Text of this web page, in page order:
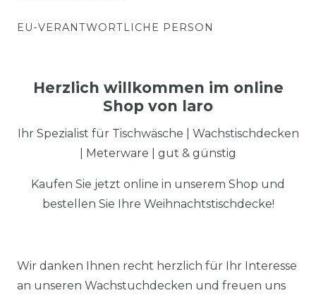
EU-VERANTWORTLICHE PERSON
Herzlich willkommen im online
Shop von laro
Ihr Spezialist für Tischwäsche | Wachstischdecken
| Meterware | gut & günstig
Kaufen Sie jetzt online in unserem Shop und
bestellen Sie Ihre Weihnachtstischdecke!
Wir danken Ihnen recht herzlich für Ihr Interesse
an unseren Wachstuchdecken und freuen uns